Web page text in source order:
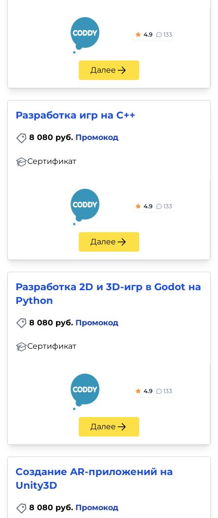
4.9 133
Далее
Разработка игр на C++
8 080 руб. Промокод
Сертификат
4.9 133
Далее
Разработка 2D и 3D-игр в Godot на
Python
8 080 руб. Промокод
Сертификат
4.9 133
Далее
Создание AR-приложений на
Unity3D
8 080 руб. Промокод